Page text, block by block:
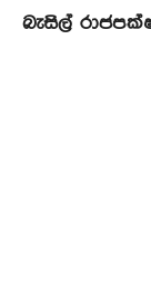
බැසිල්